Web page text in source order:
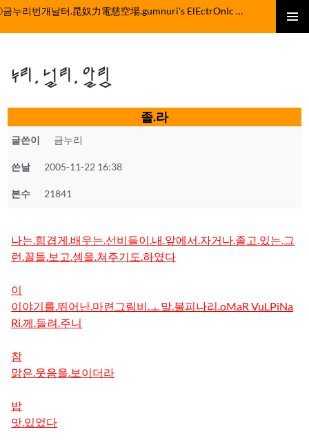
컨
뛰
기
ⓒ금누리번개날터.昆奴力電慈空場.gumnuri's ElEctrOnIc fActOrY
누리.널리.알림
졸.라
글쓴이 금누리
쓴날 2005-11-22 16:38
본수 21841
나는.힘겹게.배우는.선비들이.내.앞에서.자거나.졸고.있는.그
런.꼴들.보고.셈을.쳐주기도.하였다
이
이야기를.뛰어난.마련그림비.ㅗ말.불피나리.oMaR VuLPiNa
Ri.께.들려.주니
참
맑은.웃음을.보이더라
밥
맛.있었다